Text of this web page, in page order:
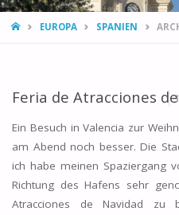
HOMEEUROPA SPANIEN
Feria de Atracciones
Ein Besuch in Valencia zur
am Abend noch besser. Die
ich habe meinen Spaziergang
Richtung des Hafens sehr
Atracciones de Navidad zu